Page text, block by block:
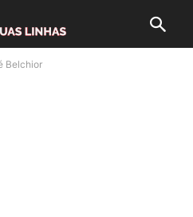
Belchior